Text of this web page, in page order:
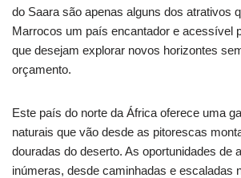
do Saara são apenas alguns dos atrativos
Marrocos um país encantador e acessível
que desejam explorar novos horizontes
orçamento.
Este país do norte da África oferece uma
naturais que vão desde as pitorescas
douradas do deserto. As oportunidades de
inúmeras, desde caminhadas e escaladas